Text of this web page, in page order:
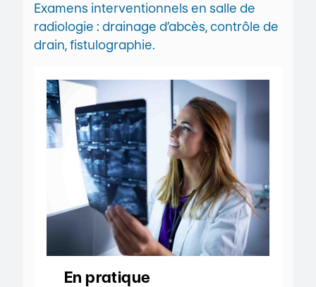
Examens interventionnels en salle de
radiologie : drainage d’abcès, contrôle de
drain, fistulographie.
En pratique